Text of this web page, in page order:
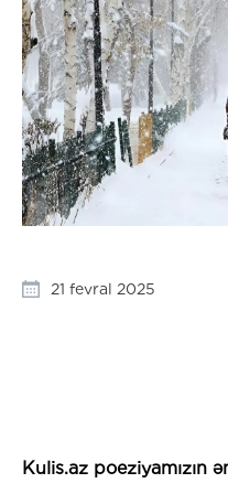
21 fevral 2025
Kulis.az poeziyamızın